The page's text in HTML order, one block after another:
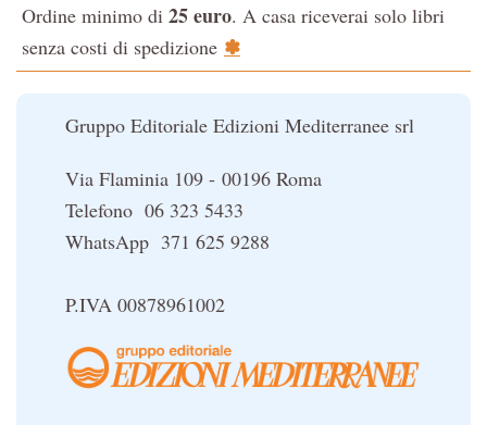
La Cabala
Il potere del serpente
Ordine minimo di 25 euro. A casa riceverai solo libri
senza costi di spedizione ✽
Gruppo Editoriale Edizioni Mediterranee srl
Via Flaminia 109 - 00196 Roma
Telefono 06 323 5433
WhatsApp 371 625 9288
P.IVA 00878961002